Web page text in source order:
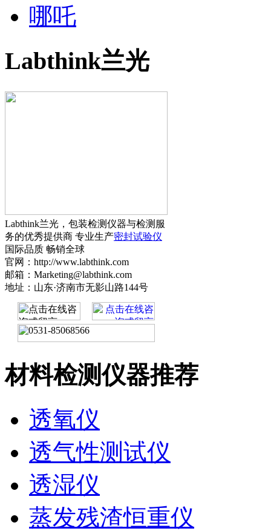
哪吒
Labthink兰光
Labthink兰光，包装检测仪器与检测服
务的优秀提供商 专业生产密封试验仪
国际品质 畅销全球
官网：http://www.labthink.com
邮箱：Marketing@labthink.com
地址：山东·济南市无影山路144号
材料检测仪器推荐
透氧仪
透气性测试仪
透湿仪
蒸发残渣恒重仪